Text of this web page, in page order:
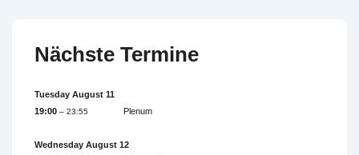
Nächste Termine
Tuesday August 11
19:00 – 23:55 Plenum
Wednesday August 12